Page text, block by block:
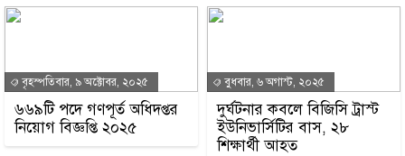
বৃহস্পতিবার, ৯ অক্টোবর, ২০২৫
৬৬৯টি পদে গণপূর্ত অধিদপ্তর
নিয়োগ বিজ্ঞপ্তি ২০২৫
বুধবার, ৬ অগাস্ট, ২০২৫
দুর্ঘটনার কবলে বিজিসি ট্রাস্ট
ইউনিভার্সিটির বাস, ২৮
শিক্ষার্থী আহত